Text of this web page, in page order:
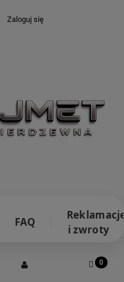
Zaloguj się
FAQ
i zwroty